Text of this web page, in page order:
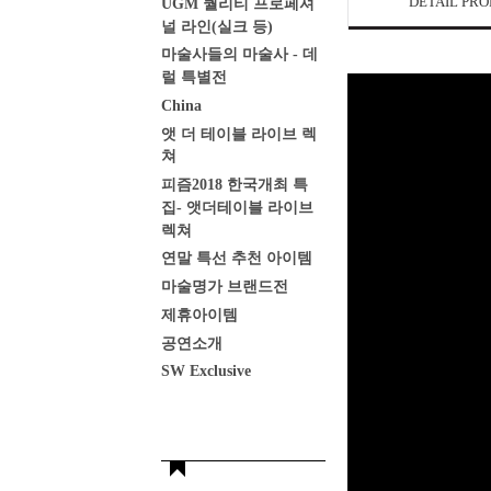
UGM 퀄리티 프로페셔
널 라인(실크 등)
마술사들의 마술사 - 데
럴 특별전
China
앳 더 테이블 라이브 렉
쳐
피즘2018 한국개최 특
집- 앳더테이블 라이브
렉쳐
연말 특선 추천 아이템
마술명가 브랜드전
제휴아이템
공연소개
SW Exclusive